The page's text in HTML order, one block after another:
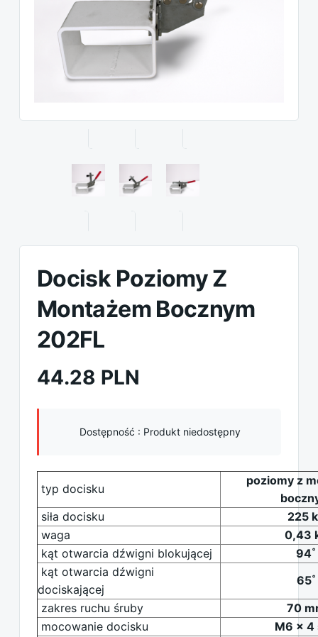
Docisk Poziomy Z
Montażem Bocznym
202FL
44.28 PLN
Dostępność : Produkt niedostępny
typ docisku
poziomy z
siła docisku
225
waga
0,43
kąt otwarcia dźwigni blokującej
94˚
kąt otwarcia dźwigni
dociskającej
65˚
zakres ruchu śruby
70
mocowanie docisku
M6 x 4